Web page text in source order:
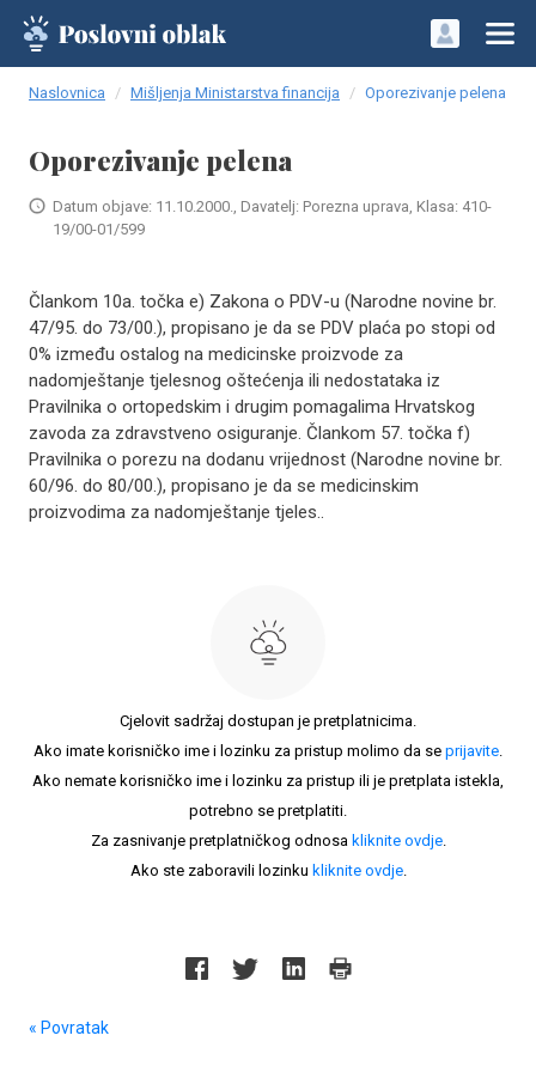
Naslovnica Mišljenja Ministarstva financija Oporezivanje pelena
Oporezivanje pelena
Datum objave: 11.10.2000., Davatelj: Porezna uprava, Klasa: 410-
19/00-01/599
Člankom 10a. točka e) Zakona o PDV-u (Narodne novine br.
47/95. do 73/00.), propisano je da se PDV plaća po stopi od
0% između ostalog na medicinske proizvode za
nadomještanje tjelesnog oštećenja ili nedostataka iz
Pravilnika o ortopedskim i drugim pomagalima Hrvatskog
zavoda za zdravstveno osiguranje. Člankom 57. točka f)
Pravilnika o porezu na dodanu vrijednost (Narodne novine br.
60/96. do 80/00.), propisano je da se medicinskim
proizvodima za nadomještanje tjeles..
Cjelovit sadržaj dostupan je pretplatnicima.
Ako imate korisničko ime i lozinku za pristup molimo da se prijavite.
Ako nemate korisničko ime i lozinku za pristup ili je pretplata istekla,
potrebno se pretplatiti.
Za zasnivanje pretplatničkog odnosa kliknite ovdje.
Ako ste zaboravili lozinku kliknite ovdje.
« Povratak